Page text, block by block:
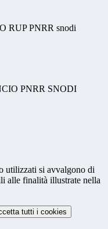
RUP PNRR snodi
PNRR SNODI
utilizzati si avvalgono di
alle finalità illustrate nella
tutti i cookies